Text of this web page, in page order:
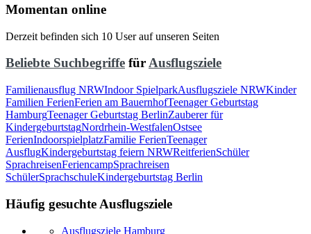
Momentan online
Derzeit befinden sich 10 User auf unseren Seiten
Beliebte Suchbegriffe fürAusflugsziele
Familienausflug NRWIndoor SpielparkAusflugsziele NRWKinder
Familien FerienFerien am BauernhofTeenager Geburtstag
HamburgTeenager Geburtstag BerlinZauberer für
KindergeburtstagNordrhein-WestfalenOstsee
FerienIndoorspielplatzFamilie FerienTeenager
AusflugKindergeburtstag feiern NRWReitferienSchüler
SprachreisenFeriencampSprachreisen
SchülerSprachschuleKindergeburtstag Berlin
Häufig gesuchte Ausflugsziele
Ausflugsziele Hamburg